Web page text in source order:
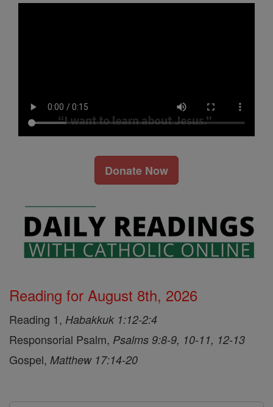
Donate Now
Reading for August 8th, 2026
Reading 1, Habakkuk 1:12-2:4
Responsorial Psalm, Psalms 9:8-9, 10-11, 12-13
Gospel, Matthew 17:14-20